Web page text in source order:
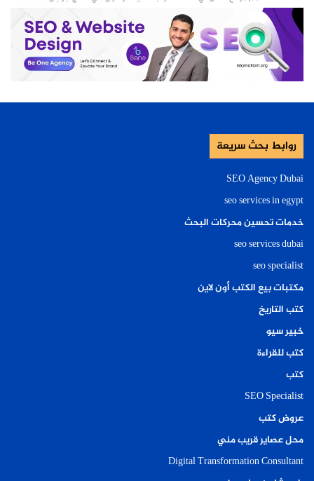
اقرأ أيضا:طباعة مجات عيد الام
اقرأ أيضا:وكيل lg الرياض
احصل علىiphone 11 pro max
روابط بحث سريعة
SEO Agency Dubai
seo services in egypt
خدمات تحسين محركات البحث
seo services dubai
seo specialist
مكتبات بيع الكتب أون لاين
كتب التاريخ
خبير سيو
كتب للقراءة
كتب
SEO Specialist
عروض كتب
محل عصاير قريب مني
Digital Transformation Consultant